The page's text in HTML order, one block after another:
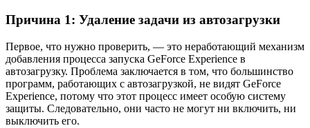
Причина 1: Удаление задачи из автозагрузки
Первое, что нужно проверить, — это неработающий механизм
добавления процесса запуска GeForce Experience в
автозагрузку. Проблема заключается в том, что большинство
программ, работающих с автозагрузкой, не видят GeForce
Experience, потому что этот процесс имеет особую систему
защиты. Следовательно, они часто не могут ни включить, ни
выключить его.